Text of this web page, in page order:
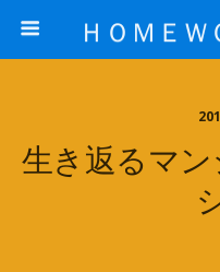
生き返るマ